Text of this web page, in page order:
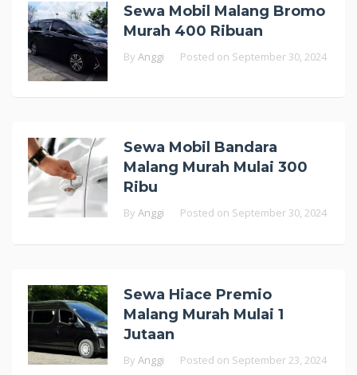
Sewa Mobil Malang Bromo
Murah 400 Ribuan
By Anggi Posted on September 30, 2024
Sewa Mobil Bandara
Malang Murah Mulai 300
Ribu
By Anggi Posted on September 30, 2024
Sewa Hiace Premio
Malang Murah Mulai 1
Jutaan
By Anggi Posted on September 23, 2024